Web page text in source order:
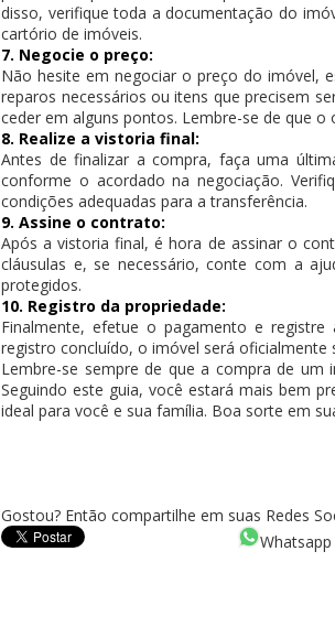
disso, verifique toda a documentação do
cartório de imóveis.
7. Negocie o preço:
Não hesite em negociar o preço do imóvel,
reparos necessários ou itens que precisem
ceder em alguns pontos. Lembre-se de que
8. Realize a vistoria final:
Antes de finalizar a compra, faça uma
conforme o acordado na negociação.
condições adequadas para a transferência.
9. Assine o contrato:
Após a vistoria final, é hora de assinar o
cláusulas e, se necessário, conte com a
protegidos.
10. Registro da propriedade:
Finalmente, efetue o pagamento e
registro concluído, o imóvel será oficialmente
Lembre-se sempre de que a compra de um
Seguindo este guia, você estará mais bem
ideal para você e sua família. Boa sorte em
Gostou? Então compartilhe em suas Redes
Whatsapp